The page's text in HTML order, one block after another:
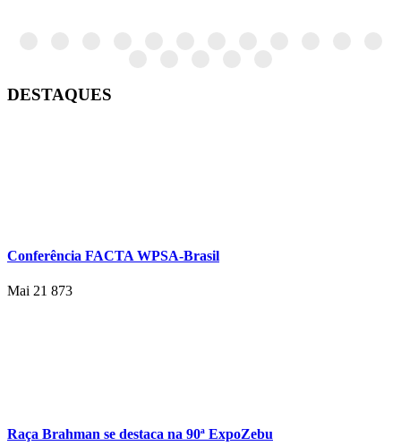
DESTAQUES
Conferência FACTA WPSA-Brasil
Mai 21 873
Raça Brahman se destaca na 90ª ExpoZebu